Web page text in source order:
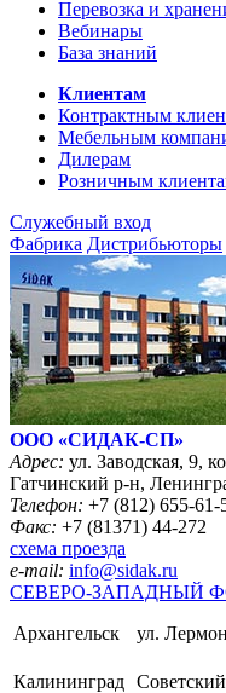
Перевозка и
Вебинары
База знаний
Клиентам
Контрактным
Мебельным
Дилерам
Розничным
Служебный вход
Фабрика Дистрибьюторы
ООО «CИДАК-СП»
Адрес: ул. Заводская, 9,
Гатчинский р-н,
Телефон: +7 (812) 655-61-
Факс: +7 (81371) 44-272
схема проезда
e-mail: info@sidak.ru
СЕВЕРО-ЗАПАДНЫЙ
Архангельск
ул.
Калининград